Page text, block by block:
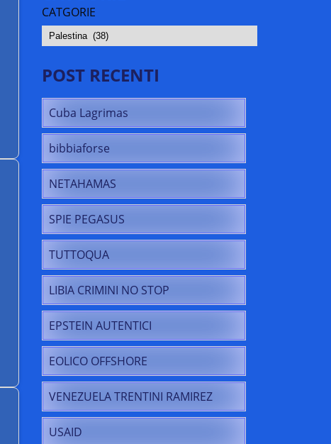
CATGORIE
POST RECENTI
Cuba Lagrimas
bibbiaforse
NETAHAMAS
SPIE PEGASUS
TUTTOQUA
LIBIA CRIMINI NO STOP
EPSTEIN AUTENTICI
EOLICO OFFSHORE
VENEZUELA TRENTINI RAMIREZ
USAID